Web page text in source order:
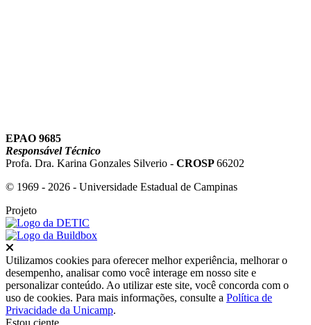
EPAO 9685
Responsável Técnico
Profa. Dra. Karina Gonzales Silverio - CROSP66202
© 1969 - 2026 - Universidade Estadual de Campinas
Projeto
Utilizamos cookies para oferecer melhor experiência, melhorar o
desempenho, analisar como você interage em nosso site e
personalizar conteúdo. Ao utilizar este site, você concorda com o
uso de cookies. Para mais informações, consulte a Política de
Privacidade da Unicamp.
Estou ciente